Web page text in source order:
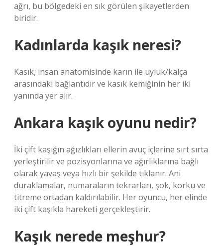
ağrı, bu bölgedeki en sık görülen şikayetlerden
biridir.
Kadınlarda kaşık neresi?
Kasık, insan anatomisinde karın ile uyluk/kalça
arasındaki bağlantıdır ve kasık kemiğinin her iki
yanında yer alır.
Ankara kaşık oyunu nedir?
İki çift kaşığın ağızlıkları ellerin avuç içlerine sırt sırta
yerleştirilir ve pozisyonlarına ve ağırlıklarına bağlı
olarak yavaş veya hızlı bir şekilde tıklanır. Ani
duraklamalar, numaraların tekrarları, şok, korku ve
titreme ortadan kaldırılabilir. Her oyuncu, her elinde
iki çift kaşıkla hareketi gerçekleştirir.
Kaşık nerede meşhur?